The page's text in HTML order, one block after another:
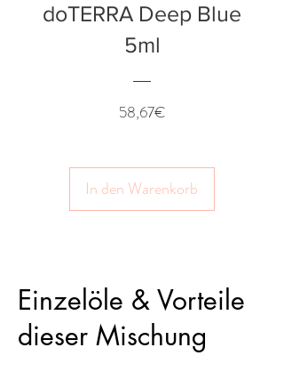
doTERRA Deep Blue
5ml
58,67€Preis
In den Warenkorb
Einzelöle & Vorteile
dieser Mischung